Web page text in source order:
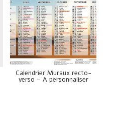
Calendrier Muraux recto-
verso – A personnaliser